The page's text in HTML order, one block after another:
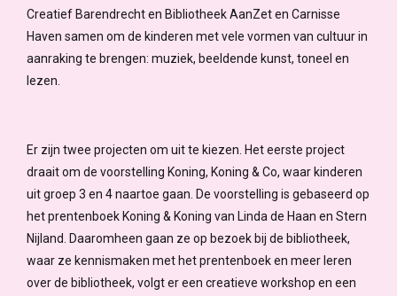
Creatief Barendrecht en Bibliotheek AanZet en Carnisse
Haven samen om de kinderen met vele vormen van cultuur in
aanraking te brengen: muziek, beeldende kunst, toneel en
lezen.
Er zijn twee projecten om uit te kiezen. Het eerste project
draait om de voorstelling Koning, Koning & Co, waar kinderen
uit groep 3 en 4 naartoe gaan. De voorstelling is gebaseerd op
het prentenboek Koning & Koning van Linda de Haan en Stern
Nijland. Daaromheen gaan ze op bezoek bij de bibliotheek,
waar ze kennismaken met het prentenboek en meer leren
over de bibliotheek, volgt er een creatieve workshop en een